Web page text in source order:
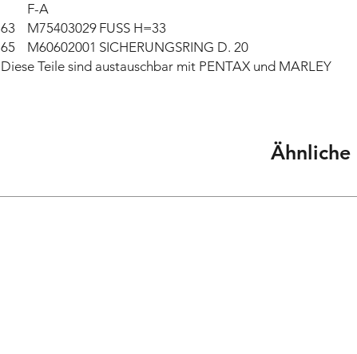
F-A
63 M75403029 FUSS H=33
65
M60602001 SICHERUNGSRING D. 20
Diese Teile sind austauschbar mit PENTAX und MARLEY